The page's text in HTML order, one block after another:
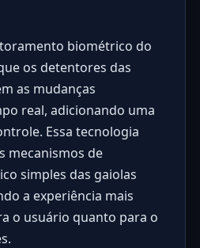
biométrico do
os detentores das
as mudanças
real, adicionando uma
Essa tecnologia
mecanismos de
simples das gaiolas
a experiência mais
o usuário quanto para o